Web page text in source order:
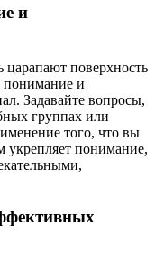
и
поверхность
понимание и
Задавайте вопросы,
группах или
того, что вы
укрепляет понимание,